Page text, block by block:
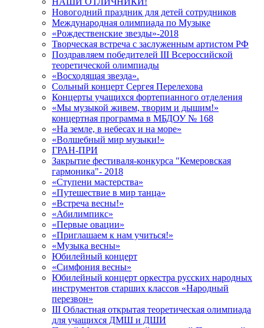
Новогодний праздник для детей сотрудников
Международная олимпиада по Музыке
«Рождественские звезды»-2018
Творческая встреча с заслуженным артистом РФ
Поздравляем победителей III Всероссийской
теоретической олимпиады
«Восходящая звезда».
Сольный концерт Сергея Перелехова
Концерты учащихся фортепианного отделения
«Мы музыкой живем, творим и дышим!»
концертная программа в МБДОУ № 168
«На земле, в небесах и на море»
«Волшебный мир музыки!»
ГРАН-ПРИ
Закрытие фестиваля-конкурса "Кемеровская
гармоника"- 2018
«Ступени мастерства»
«Путешествие в мир танца»
«Встреча весны!»
«Абилимпикс»
«Первые овации»
«Приглашаем к нам учиться!»
«Музыка весны»
Юбилейный концерт
«Симфония весны»
Юбилейный концерт оркестра русских народных
инструментов старших классов «Народный
перезвон»
III Областная открытая теоретическая олимпиада
для учащихся ДМШ и ДШИ